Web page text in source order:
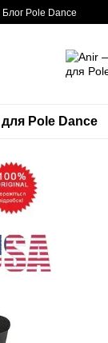
Блог Pole Dance
Pole Dance